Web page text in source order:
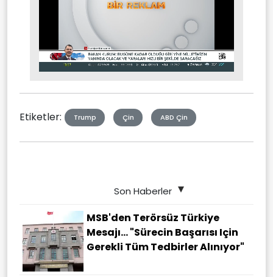
Mute Stream
Etiketler: Trump Çin ABD Çin
Son Haberler
MSB'den Terörsüz Türkiye
Mesajı... "Sürecin Başarısı Için
Gerekli Tüm Tedbirler Alınıyor"